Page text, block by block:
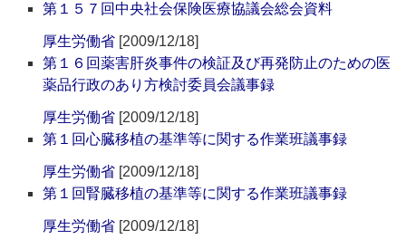
第１５７回中央社会保険医療協議会総会資料
厚生労働省 [2009/12/18]
第１６回薬害肝炎事件の検証及び再発防止のための医
薬品行政のあり方検討委員会議事録
厚生労働省 [2009/12/18]
第１回心臓移植の基準等に関する作業班議事録
厚生労働省 [2009/12/18]
第１回腎臓移植の基準等に関する作業班議事録
厚生労働省 [2009/12/18]